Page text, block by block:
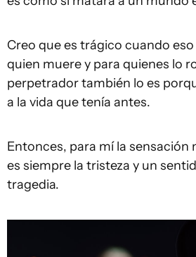
Creo que es trágico cuando
quien muere y para quienes lo
perpetrador también lo es
a la vida que tenía antes.
Entonces, para mí la sensación
es siempre la tristeza y un
tragedia.